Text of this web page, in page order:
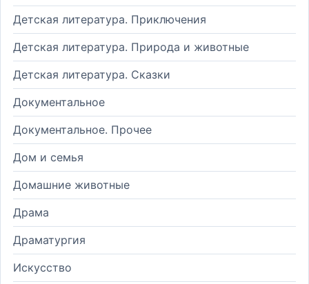
Детская литература. Приключения
Детская литература. Природа и животные
Детская литература. Сказки
Документальное
Документальное. Прочее
Дом и семья
Домашние животные
Драма
Драматургия
Искусство